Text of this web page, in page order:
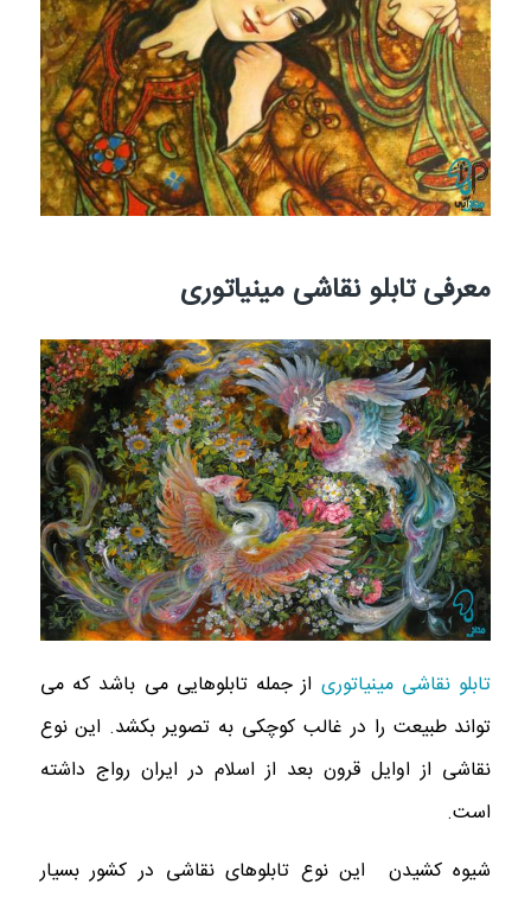
معرفی تابلو نقاشی مینیاتوری
تابلو نقاشی مینیاتوری از جمله تابلوهایی می باشد که می
تواند طبیعت را در غالب کوچکی به تصویر بکشد. این نوع
نقاشی از اوایل قرون بعد از اسلام در ایران رواج داشته
است.
شیوه کشیدن این نوع تابلوهای نقاشی در کشور بسیار